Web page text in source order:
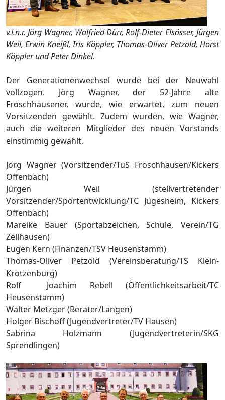
v.l.n.r. Jörg Wagner, Walfried Dürr, Rolf-Dieter Elsässer, Jürgen
Weil, Erwin Kneißl, Iris Köppler, Thomas-Oliver Petzold, Horst
Köppler und Peter Dinkel.
Der Generationenwechsel wurde bei der Neuwahl
vollzogen. Jörg Wagner, der 52-Jahre alte
Froschhausener, wurde, wie erwartet, zum neuen
Vorsitzenden gewählt. Zudem wurden, wie Wagner,
auch die weiteren Mitglieder des neuen Vorstands
einstimmig gewählt.
Jörg Wagner (Vorsitzender/TuS Froschhausen/Kickers
Offenbach)
Jürgen Weil (stellvertretender
Vorsitzender/Sportentwicklung/TC Jügesheim, Kickers
Offenbach)
Mareike Bauer (Sportabzeichen, Schule, Verein/TG
Zellhausen)
Eugen Kern (Finanzen/TSV Heusenstamm)
Thomas-Oliver Petzold (Vereinsberatung/TS Klein-
Krotzenburg)
Rolf Joachim Rebell (Öffentlichkeitsarbeit/TC
Heusenstamm)
Walter Metzger (Berater/Langen)
Holger Bischoff (Jugendvertreter/TV Hausen)
Sabrina Holzmann (Jugendvertreterin/SKG
Sprendlingen)